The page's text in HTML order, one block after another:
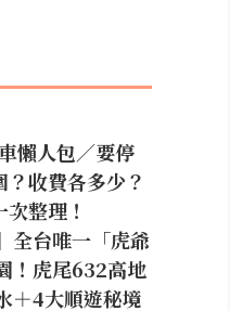
懶人包／要停
收費各多少？
整理！
全台唯一「虎爺
！虎尾632高地
＋4大順遊秘境